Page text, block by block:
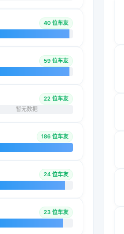
40 位车友
59 位车友
22 位车友
暂无数据
186 位车友
24 位车友
23 位车友